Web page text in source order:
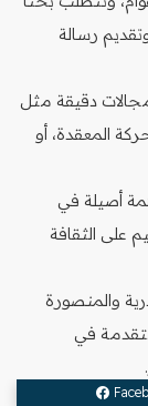
رسالة
دقيقة مثل
المعقدة، أو
أصيلة في
على الثقافة
والمنصورة
في